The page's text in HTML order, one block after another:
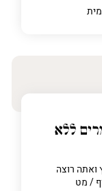
ללא
ואתה רוצה
/ מט